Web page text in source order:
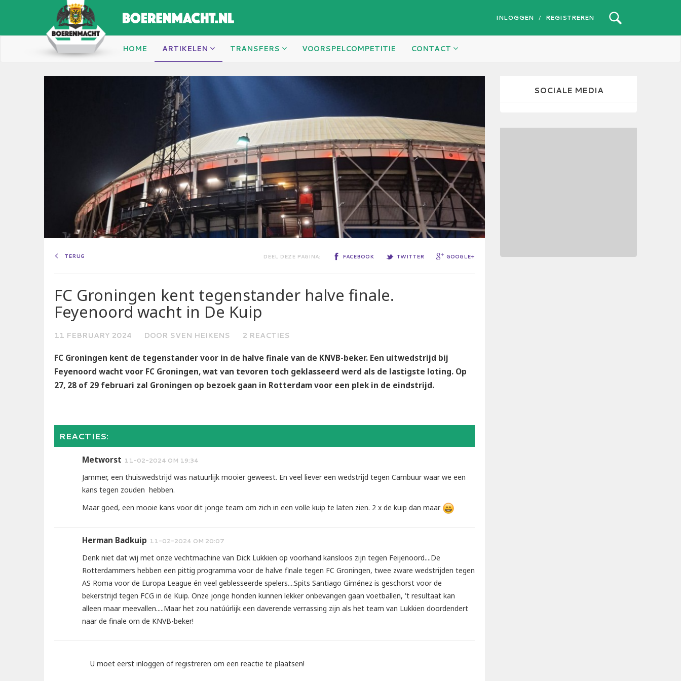
INLOGGEN / REGISTREREN
HOME ARTIKELEN TRANSFERS VOORSPELCOMPETITIE CONTACT
TERUG DEEL DEZE PAGINA: FACEBOOK TWITTER GOOGLE+
FC Groningen kent tegenstander halve finale.
Feyenoord wacht in De Kuip
11 FEBRUARY 2024 DOOR SVEN HEIKENS 2 REACTIES
FC Groningen kent de tegenstander voor in de halve finale van de KNVB-beker. Een uitwedstrijd bij
Feyenoord wacht voor FC Groningen, wat van tevoren toch geklasseerd werd als de lastigste loting. Op
27, 28 of 29 februari zal Groningen op bezoek gaan in Rotterdam voor een plek in de eindstrijd.
REACTIES:
Metworst 11-02-2024 OM 19:34
Jammer, een thuiswedstrijd was natuurlijk mooier geweest. En veel liever een wedstrijd tegen Cambuur waar we een
kans tegen zouden hebben.
Maar goed, een mooie kans voor dit jonge team om zich in een volle kuip te laten zien. 2 x de kuip dan maar
Herman Badkuip 11-02-2024 OM 20:07
Denk niet dat wij met onze vechtmachine van Dick Lukkien op voorhand kansloos zijn tegen Feijenoord....De
Rotterdammers hebben een pittig programma voor de halve finale tegen FC Groningen, twee zware wedstrijden tegen
AS Roma voor de Europa League én veel geblesseerde spelers....Spits Santiago Giménez is geschorst voor de
bekerstrijd tegen FCG in de Kuip. Onze jonge honden kunnen lekker onbevangen gaan voetballen, 't resultaat kan
alleen maar meevallen.....Maar het zou natúúrlijk een daverende verrassing zijn als het team van Lukkien doordendert
naar de finale om de KNVB-beker!
U moet eerst inloggen of registreren om een reactie te plaatsen!
SOCIALE MEDIA